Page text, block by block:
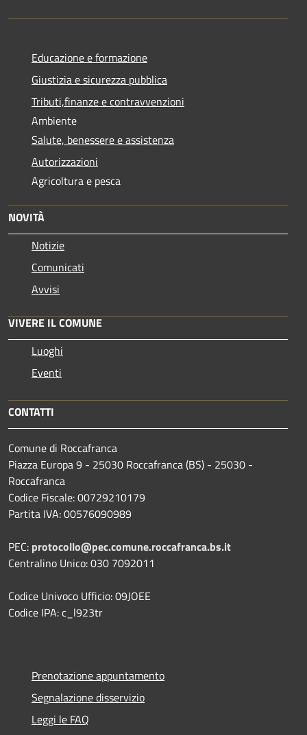
Educazione e formazione
Giustizia e sicurezza pubblica
Tributi,finanze e contravvenzioni
Ambiente
Salute, benessere e assistenza
Autorizzazioni
Agricoltura e pesca
NOVITÀ
Notizie
Comunicati
Avvisi
VIVERE IL COMUNE
Luoghi
Eventi
CONTATTI
Comune di Roccafranca
Piazza Europa 9 - 25030 Roccafranca (BS) - 25030 -
Roccafranca
Codice Fiscale: 00729210179
Partita IVA: 00576090989
PEC: protocollo@pec.comune.roccafranca.bs.it
Centralino Unico: 030 7092011
Codice Univoco Ufficio: 09JOEE
Codice IPA: c_l923tr
Prenotazione appuntamento
Segnalazione disservizio
Leggi le FAQ